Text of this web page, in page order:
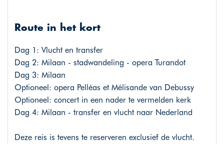
Route in het kort
Dag 1: Vlucht en transfer
Dag 2: Milaan - stadwandeling - opera Turandot
Dag 3: Milaan
Optioneel: opera Pelléas et Mélisande van Debussy
Optioneel: concert in een nader te vermelden kerk
Dag 4: Milaan - transfer en vlucht naar Nederland
Deze reis is tevens te reserveren exclusief de vlucht.